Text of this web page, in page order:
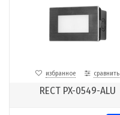
избранное сравнить
RECT PX-0549-ALU